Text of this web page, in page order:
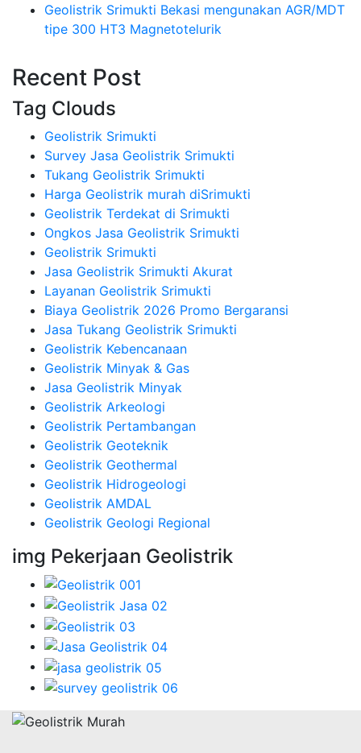
Geolistrik Srimukti Bekasi mengunakan AGR/MDT
tipe 300 HT3 Magnetotelurik
Recent Post
Tag Clouds
Geolistrik Srimukti
Survey Jasa Geolistrik Srimukti
Tukang Geolistrik Srimukti
Harga Geolistrik murah diSrimukti
Geolistrik Terdekat di Srimukti
Ongkos Jasa Geolistrik Srimukti
Geolistrik Srimukti
Jasa Geolistrik Srimukti Akurat
Layanan Geolistrik Srimukti
Biaya Geolistrik 2026 Promo Bergaransi
Jasa Tukang Geolistrik Srimukti
Geolistrik Kebencanaan
Geolistrik Minyak & Gas
Jasa Geolistrik Minyak
Geolistrik Arkeologi
Geolistrik Pertambangan
Geolistrik Geoteknik
Geolistrik Geothermal
Geolistrik Hidrogeologi
Geolistrik AMDAL
Geolistrik Geologi Regional
img Pekerjaan Geolistrik